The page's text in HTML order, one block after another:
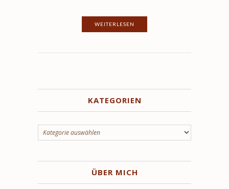
WEITERLESEN
KATEGORIEN
Kategorien
ÜBER MICH